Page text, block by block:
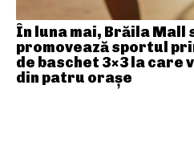
În luna mai, Brăila Mall
promovează sportul
de baschet 3×3 la care
din patru orașe